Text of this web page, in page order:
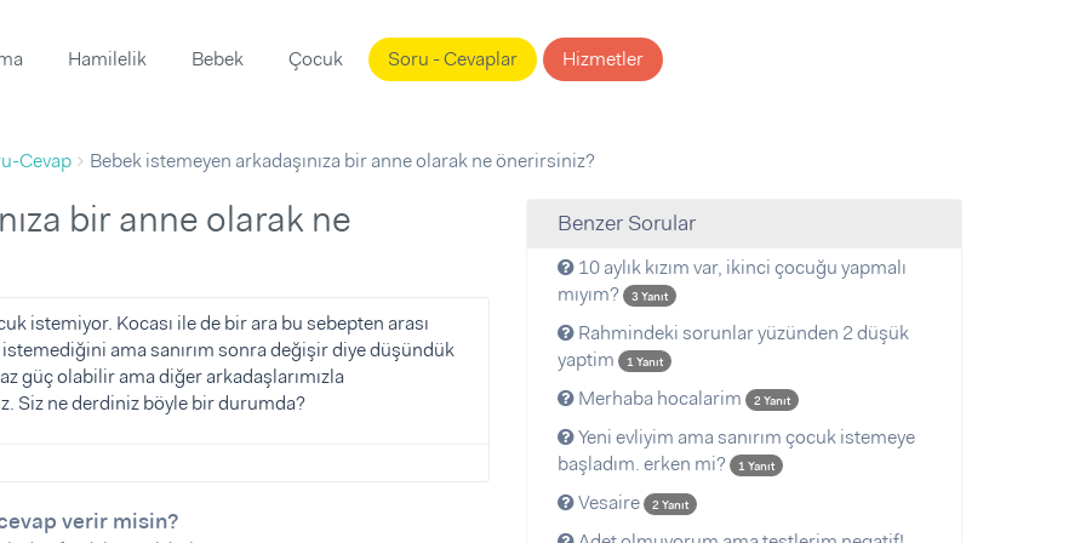
Hamilelik Bebek Çocuk Soru - Cevaplar Hizmetler
Cevap Bebek istemeyen arkadaşınıza bir anne olarak ne önerirsiniz?
istemiyor. Kocası ile de bir ara bu sebepten arası
istemediğini ama sanırım sonra değişir diye düşündük
güç olabilir ama diğer arkadaşlarımızla
Siz ne derdiniz böyle bir durumda?
verir misin?
Benzer Sorular
10 aylık kızım var, ikinci çocuğu yapmalı
mıyım?
3 Yanıt
Rahmindeki sorunlar yüzünden 2 düşük
yaptim
1 Yanıt
Merhaba hocalarim 2 Yanıt
Yeni evliyim ama sanırım çocuk istemeye
başladım. erken mi?
1 Yanıt
Vesaire 2 Yanıt